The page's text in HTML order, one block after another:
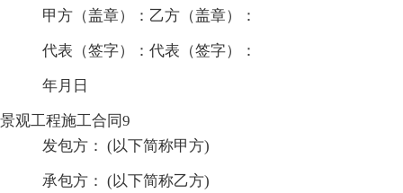
甲方（盖章）：乙方（盖章）：
代表（签字）：代表（签字）：
年月日
景观工程施工合同9
发包方： (以下简称甲方)
承包方： (以下简称乙方)